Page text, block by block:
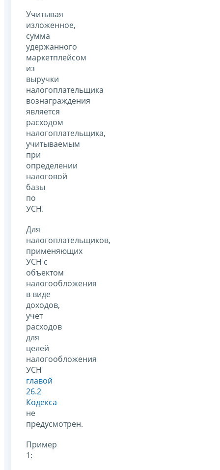
Учитывая
изложенное,
сумма
удержанного
маркетплейсом
из
выручки
налогоплательщика
вознаграждения
является
расходом
налогоплательщика,
учитываемым
при
определении
налоговой
базы
по
УСН.
Для
налогоплательщиков,
применяющих
УСН с
объектом
налогообложения
в виде
доходов,
учет
расходов
для
целей
налогообложения
УСН
главой
26.2
Кодекса
не
предусмотрен.
Пример
1: